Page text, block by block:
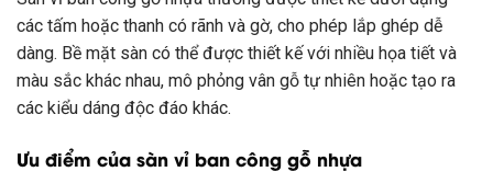
các tấm hoặc thanh có rãnh và gờ, cho phép lắp ghép dễ
dàng. Bề mặt sàn có thể được thiết kế với nhiều họa tiết và
màu sắc khác nhau, mô phỏng vân gỗ tự nhiên hoặc tạo ra
các kiểu dáng độc đáo khác.
Ưu điểm của sàn vỉ ban công gỗ nhựa